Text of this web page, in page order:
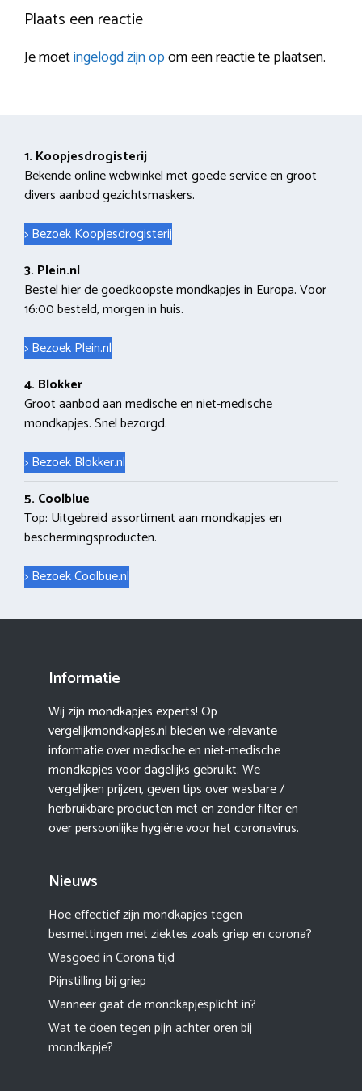
Plaats een reactie
Je moetingelogd zijn opom een reactie te plaatsen.
1. Koopjesdrogisterij
Bekende online webwinkel met goede service en groot
divers aanbod gezichtsmaskers.
> Bezoek Koopjesdrogisterij
3. Plein.nl
Bestel hier de goedkoopste mondkapjes in Europa. Voor
16:00 besteld, morgen in huis.
> Bezoek Plein.nl
4. Blokker
Groot aanbod aan medische en niet-medische
mondkapjes. Snel bezorgd.
> Bezoek Blokker.nl
5. Coolblue
Top: Uitgebreid assortiment aan mondkapjes en
beschermingsproducten.
> Bezoek Coolbue.nl
Informatie
Wij zijn mondkapjes experts! Op
vergelijkmondkapjes.nl bieden we relevante
informatie over medische en niet-medische
mondkapjes voor dagelijks gebruikt. We
vergelijken prijzen, geven tips over wasbare /
herbruikbare producten met en zonder filter en
over persoonlijke hygiëne voor het coronavirus.
Nieuws
Hoe effectief zijn mondkapjes tegen
besmettingen met ziektes zoals griep en corona?
Wasgoed in Corona tijd
Pijnstilling bij griep
Wanneer gaat de mondkapjesplicht in?
Wat te doen tegen pijn achter oren bij
mondkapje?